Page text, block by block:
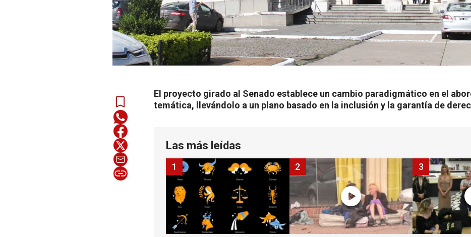
El proyecto girado al Senado establece un cambio paradigmático en el
temática, llevándolo a un plano basado en la inclusión y la garantía de
Las más leídas
1 2 3